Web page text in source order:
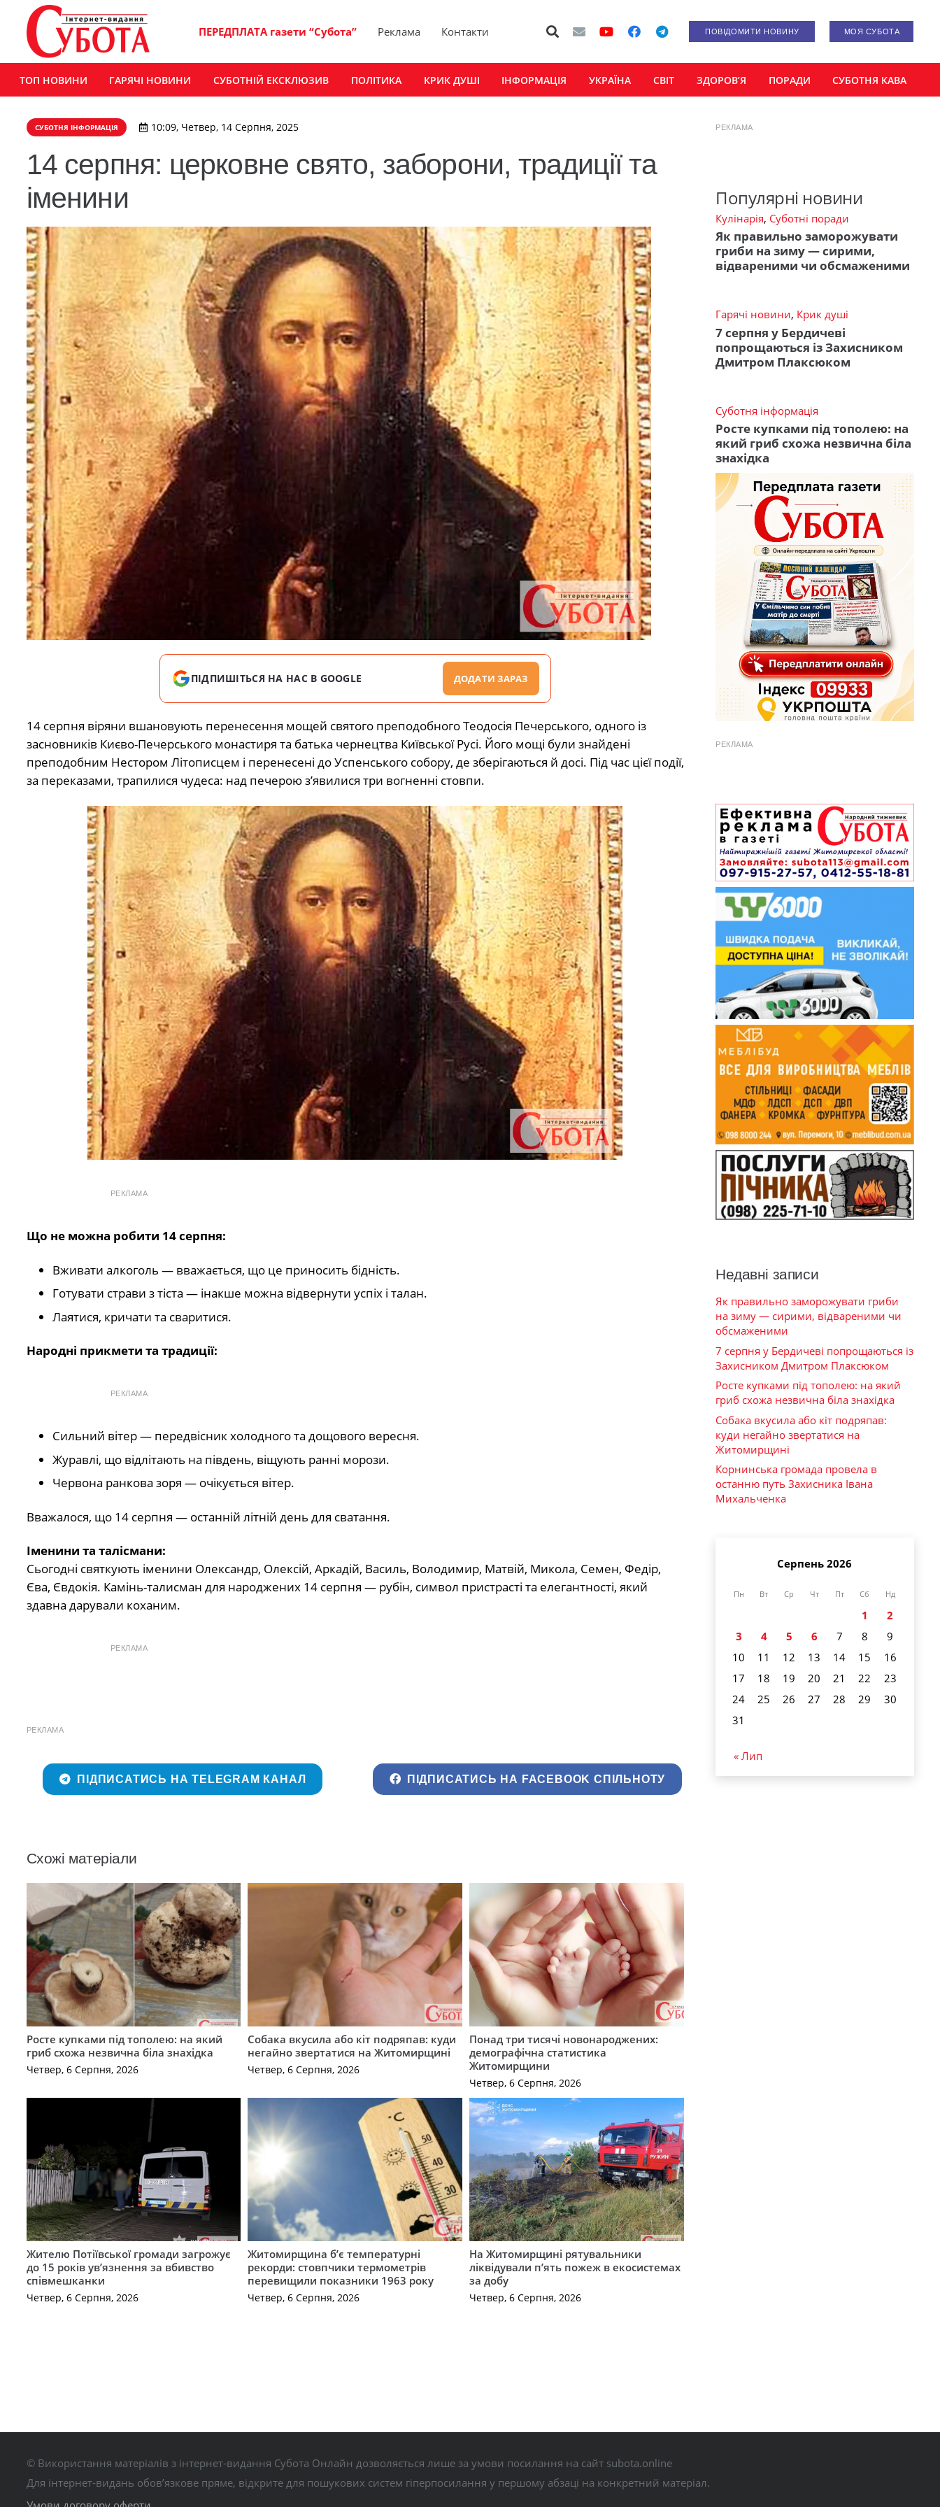
ПЕРЕДПЛАТА газети “Субота” Реклама Контакти ПОВІДОМИТИ НОВИНУ МОЯ СУБОТА
ТОП НОВИНИ ГАРЯЧІ НОВИНИ СУБОТНІЙ ЕКСКЛЮЗИВ ПОЛІТИКА КРИК ДУШІ ІНФОРМАЦІЯ УКРАЇНА СВІТ ЗДОРОВ’Я ПОРАДИ СУБОТНЯ КАВА
СУБОТНЯ ІНФОРМАЦІЯ 10:09, Четвер, 14 Серпня, 2025
14 серпня: церковне свято, заборони, традиції та
іменини
ПІДПИШІТЬСЯ НА НАС В GOOGLE ДОДАТИ ЗАРАЗ
14 серпня віряни вшановують перенесення мощей святого преподобного Теодосія Печерського, одного із
засновників Києво-Печерського монастиря та батька чернецтва Київської Русі. Його мощі були знайдені
преподобним Нестором Літописцем і перенесені до Успенського собору, де зберігаються й досі. Під час цієї події,
за переказами, трапилися чудеса: над печерою з’явилися три вогненні стовпи.
РЕКЛАМА
Що не можна робити 14 серпня:
Вживати алкоголь — вважається, що це приносить бідність.
Готувати страви з тіста — інакше можна відвернути успіх і талан.
Лаятися, кричати та сваритися.
Народні прикмети та традиції:
РЕКЛАМА
Сильний вітер — передвісник холодного та дощового вересня.
Журавлі, що відлітають на південь, віщують ранні морози.
Червона ранкова зоря — очікується вітер.
Вважалося, що 14 серпня — останній літній день для сватання.
Іменини та талісмани:
Сьогодні святкують іменини Олександр, Олексій, Аркадій, Василь, Володимир, Матвій, Микола, Семен, Федір,
Єва, Євдокія. Камінь-талисман для народжених 14 серпня — рубін, символ пристрасті та елегантності, який
здавна дарували коханим.
РЕКЛАМА
РЕКЛАМА
ПІДПИСАТИСЬ НА TELEGRAM КАНАЛ ПІДПИСАТИСЬ НА FACEBOOK СПІЛЬНОТУ
Схожі матеріали
Росте купками під тополею: на який
гриб схожа незвична біла знахідка
Четвер, 6 Серпня, 2026
Собака вкусила або кіт подряпав: куди
негайно звертатися на Житомирщині
Четвер, 6 Серпня, 2026
Понад три тисячі новонароджених:
демографічна статистика
Житомирщини
Четвер, 6 Серпня, 2026
Жителю Потіївської громади загрожує
до 15 років ув’язнення за вбивство
співмешканки
Четвер, 6 Серпня, 2026
Житомирщина б’є температурні
рекорди: стовпчики термометрів
перевищили показники 1963 року
Четвер, 6 Серпня, 2026
На Житомирщині рятувальники
ліквідували п’ять пожеж в екосистемах
за добу
Четвер, 6 Серпня, 2026
РЕКЛАМА
Популярні новини
Кулінарія, Суботні поради
Як правильно заморожувати
гриби на зиму — сирими,
відвареними чи обсмаженими
Гарячі новини, Крик душі
7 серпня у Бердичеві
попрощаються із Захисником
Дмитром Плаксюком
Суботня інформація
Росте купками під тополею: на
який гриб схожа незвична біла
знахідка
РЕКЛАМА
Недавні записи
Як правильно заморожувати гриби
на зиму — сирими, відвареними чи
обсмаженими
7 серпня у Бердичеві попрощаються із
Захисником Дмитром Плаксюком
Росте купками під тополею: на який
гриб схожа незвична біла знахідка
Собака вкусила або кіт подряпав:
куди негайно звертатися на
Житомирщині
Корнинська громада провела в
останню путь Захисника Івана
Михальченка
Серпень 2026
Пн Вт Ср Чт Пт Сб Нд
1
2
3
4 5 6 7 8
9
10
11 12 13 14 15
16
17
18 19 20 21 22
23
24
25 26 27 28 29
30
31
« Лип
© Використання матеріалів з інтернет-видання Субота Онлайн дозволяється лише за умови посилання на сайт subota.online
Для інтернет-видань обов’язкове пряме, відкрите для пошукових систем гіперпосилання у першому абзаці на конкретний матеріал.